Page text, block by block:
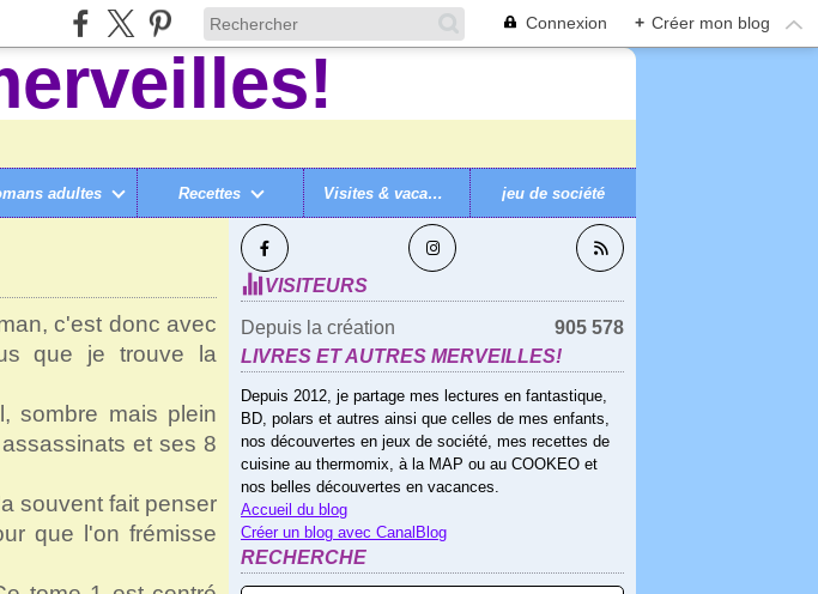
Connexion + Créer mon blog
adultes Recettes Visites & vacances jeu de société
1, D'ARIEL HOLZL
c'est donc avec
que je trouve la
sombre mais plein
et ses 8
souvent fait penser
que l'on frémisse
SUIVEZ-MOI
VISITEURS
Depuis la création
905 578
LIVRES ET AUTRES MERVEILLES!
Depuis 2012, je partage mes lectures en fantastique,
BD, polars et autres ainsi que celles de mes enfants,
nos découvertes en jeux de société, mes recettes de
cuisine au thermomix, à la MAP ou au COOKEO et
nos belles découvertes en vacances.
Accueil du blog
Créer un blog avec CanalBlog
RECHERCHE